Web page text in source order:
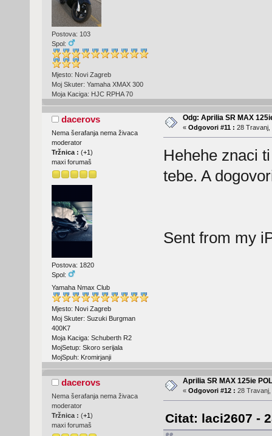
Postova: 103
Spol:
Mjesto: Novi Zagreb
Moj Skuter: Yamaha XMAX 300
Moja Kaciga: HJC RPHA 70
dacerovs
Nema šerafanja nema živaca
moderator
Tržnica : (+1)
maxi forumaš
Postova: 1820
Spol:
Yamaha Nmax Club
Mjesto: Novi Zagreb
Moj Skuter: Suzuki Burgman
400K7
Moja Kaciga: Schuberth R2
MojSetup: Skoro serijala
MojSpuh: Kromirjanji
Odg: Aprilia SR MAX
« Odgovori #11 : 28 Travanj,
Hehehe znaci
tebe. A
Sent from my
dacerovs
Nema šerafanja nema živaca
moderator
Tržnica : (+1)
maxi forumaš
Aprilia SR MAX 125ie
« Odgovori #12 : 28
Citat: laci2607 -